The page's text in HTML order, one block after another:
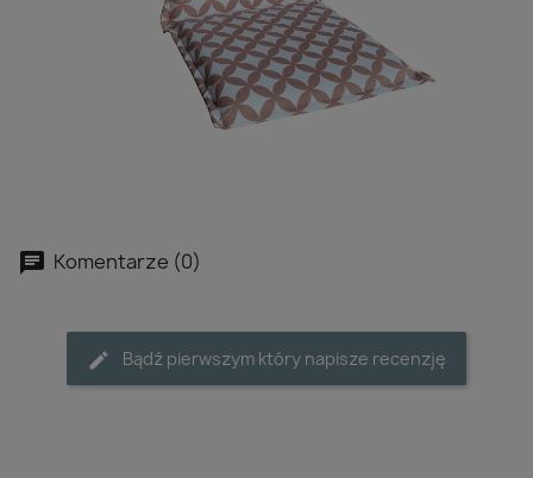
Komentarze (0)
Bądź pierwszym który napisze recenzję